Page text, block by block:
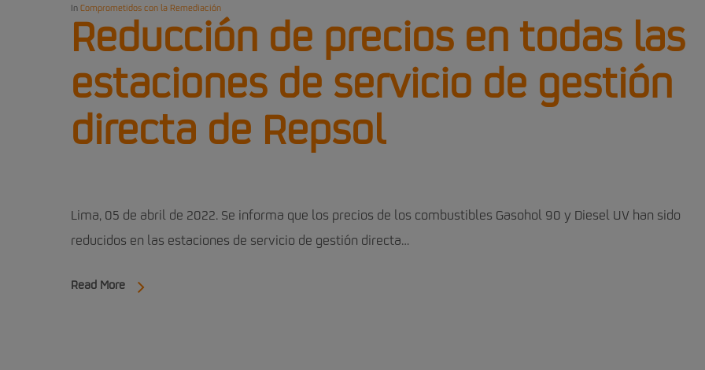
In Comprometidos con la Remediación
Reducción de precios en todas las
estaciones de servicio de gestión
directa de Repsol
Lima, 05 de abril de 2022. Se informa que los precios de los combustibles Gasohol 90 y Diesel UV han sido
reducidos en las estaciones de servicio de gestión directa…
Read More